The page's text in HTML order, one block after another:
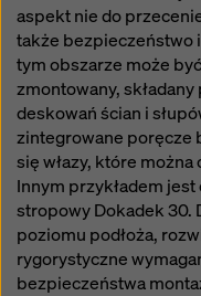
aspekt nie do
także bezpieczeństwo
tym obszarze może
zmontowany,
deskowań ścian i
zintegrowane poręcze
się włazy, które
Innym przykładem
stropowy Dokadek 30.
poziomu podłoża,
rygorystyczne
bezpieczeństwa